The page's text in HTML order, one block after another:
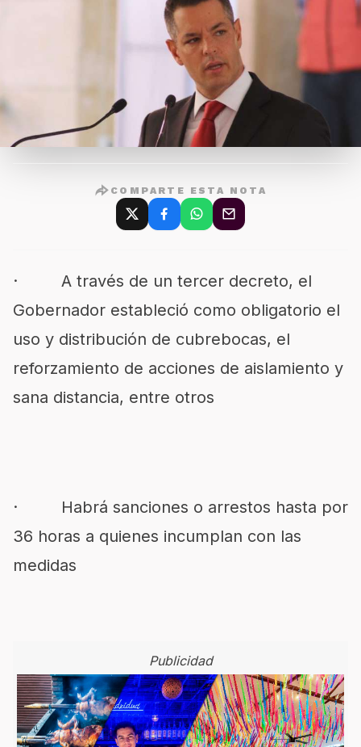
COMPARTE ESTA NOTA
· A través de un tercer decreto, el
Gobernador estableció como obligatorio el
uso y distribución de cubrebocas, el
reforzamiento de acciones de aislamiento y
sana distancia, entre otros
· Habrá sanciones o arrestos hasta por
36 horas a quienes incumplan con las
medidas
Publicidad